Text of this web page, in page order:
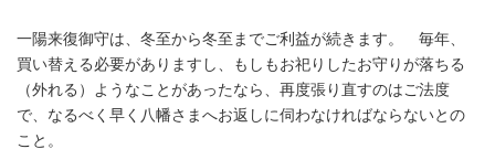
一陽来復御守は、冬至から冬至までご利益が続きます。 毎年、
買い替える必要がありますし、もしもお祀りしたお守りが落ちる
（外れる）ようなことがあったなら、再度張り直すのはご法度
で、なるべく早く八幡さまへお返しに伺わなければならないとの
こと。